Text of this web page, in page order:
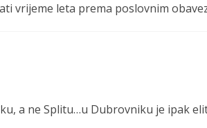
vrijeme leta prema poslovnim
a ne Splitu…u Dubrovniku je ipak